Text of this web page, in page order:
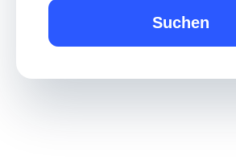
Suchen